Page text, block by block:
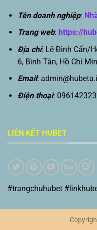
Tên doanh nghiệp:
Trang web: https://
Địa chỉ: Lê Đình Cẩn/
6, Bình Tân, Hồ Chí
Email:
Điện thoại:
LIÊN KẾT HUBET
#trangchuhubet